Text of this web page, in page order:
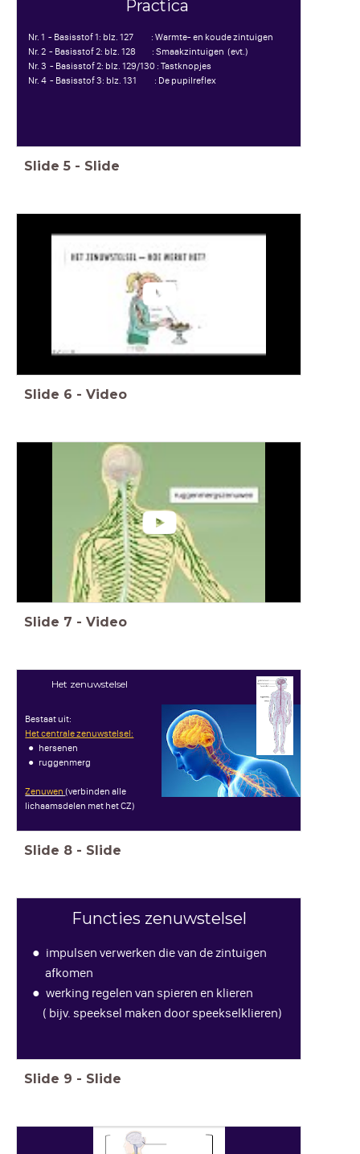
Practica
Nr. 1 - Basisstof 1: blz. 127 : Warmte- en koude zintuigen
Nr. 2 - Basisstof 2: blz. 128 : Smaakzintuigen (evt.)
Nr. 3 - Basisstof 2: blz. 129/130 : Tastknopjes
Nr. 4 - Basisstof 3: blz. 131 : De pupilreflex
Slide 5 - Slide
Slide 6 - Video
Slide 7 - Video
Het zenuwstelsel
Bestaat uit:
Het centrale zenuwstelsel:
hersenen
ruggenmerg
Zenuwen (verbinden alle
lichaamsdelen met het CZ)
Slide 8 - Slide
Functies zenuwstelsel
impulsen verwerken die van de zintuigen
afkomen
werking regelen van spieren en klieren
( bijv. speeksel maken door speekselklieren)
Slide 9 - Slide